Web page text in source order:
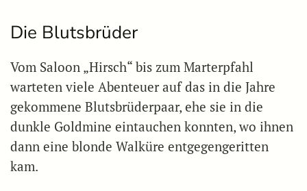
Die Blutsbrüder
Vom Saloon „Hirsch“ bis zum Marterpfahl
warteten viele Abenteuer auf das in die Jahre
gekommene Blutsbrüderpaar, ehe sie in die
dunkle Goldmine eintauchen konnten, wo ihnen
dann eine blonde Walküre entgegengeritten
kam.